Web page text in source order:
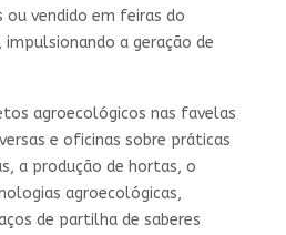
ou vendido em feiras do
a geração de
agroecológicos nas favelas
e oficinas sobre práticas
a produção de hortas, o
agroecológicas,
de partilha de saberes